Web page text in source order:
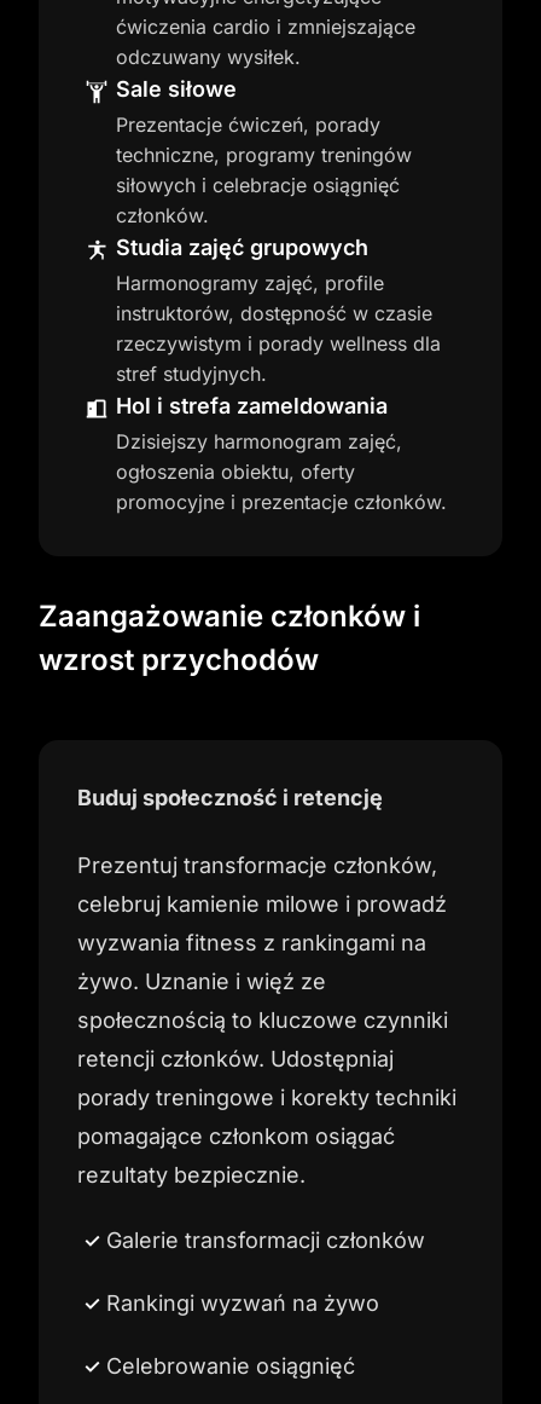
ćwiczenia cardio i zmniejszające
odczuwany wysiłek.
Sale siłowe
Prezentacje ćwiczeń, porady
techniczne, programy treningów
siłowych i celebracje osiągnięć
członków.
Studia zajęć grupowych
Harmonogramy zajęć, profile
instruktorów, dostępność w czasie
rzeczywistym i porady wellness dla
stref studyjnych.
Hol i strefa zameldowania
Dzisiejszy harmonogram zajęć,
ogłoszenia obiektu, oferty
promocyjne i prezentacje członków.
Zaangażowanie członków i
wzrost przychodów
Buduj społeczność i retencję
Prezentuj transformacje członków,
celebruj kamienie milowe i prowadź
wyzwania fitness z rankingami na
żywo. Uznanie i więź ze
społecznością to kluczowe czynniki
retencji członków. Udostępniaj
porady treningowe i korekty techniki
pomagające członkom osiągać
rezultaty bezpiecznie.
Galerie transformacji członków
Rankingi wyzwań na żywo
Celebrowanie osiągnięć